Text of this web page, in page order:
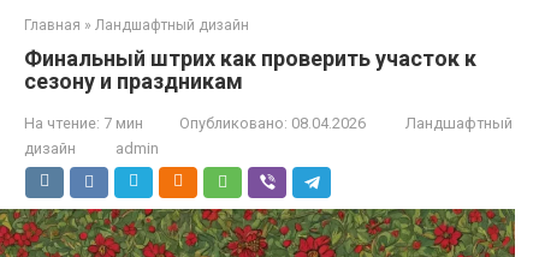
Главная » Ландшафтный дизайн
Финальный штрих как проверить участок к
сезону и праздникам
На чтение: 7 мин Опубликовано: 08.04.2026
Ландшафтный
дизайн
admin